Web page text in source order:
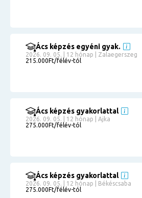
Ács képzés egyéni gyak.
2026. 09. 05. | 12 hónap | Zalaegerszeg
215.000Ft/félév-tól
Ács képzés gyakorlattal
2026. 09. 05. | 12 hónap | Ajka
275.000Ft/félév-tól
Ács képzés gyakorlattal
2026. 09. 05. | 12 hónap | Békéscsaba
275.000Ft/félév-tól